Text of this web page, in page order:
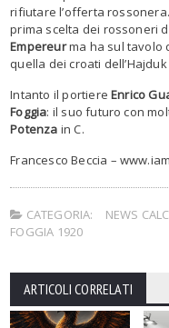
rifiutare l’offerta
prima scelta dei rossoneri
Empereurma ha sul tavolo
quella dei croati
Intanto il portiereEnrico
Foggia: il suo futuro con
Potenza in C.
Francesco Beccia –
CATEGORIA:
NEWS
FOGGIA 1920
ARTICOLI CORRELATI